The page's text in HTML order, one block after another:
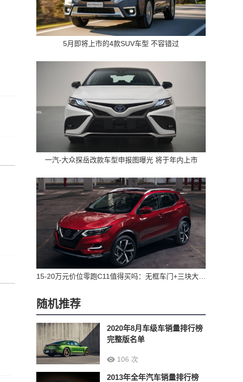
5月即将上市的4款SUV车型 不容错过
一汽-大众探岳改款车型申报图曝光 将于年内上市
随机推荐
2020年8月车级车销量排行榜
完整版名单
106 次
2013年全年汽车销量排行榜